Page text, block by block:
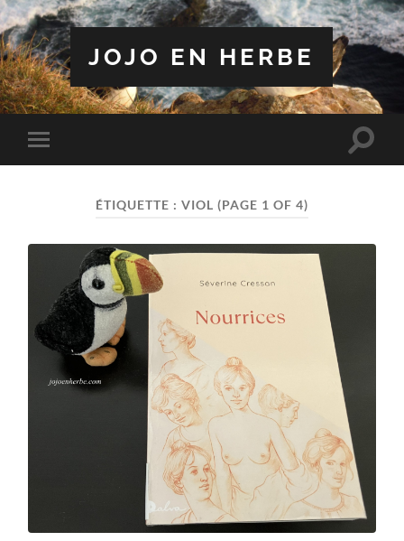
JOJO EN HERBE
Toggle
mobile
Toggle
ÉTIQUETTE : VIOL (PAGE 1 OF 4)